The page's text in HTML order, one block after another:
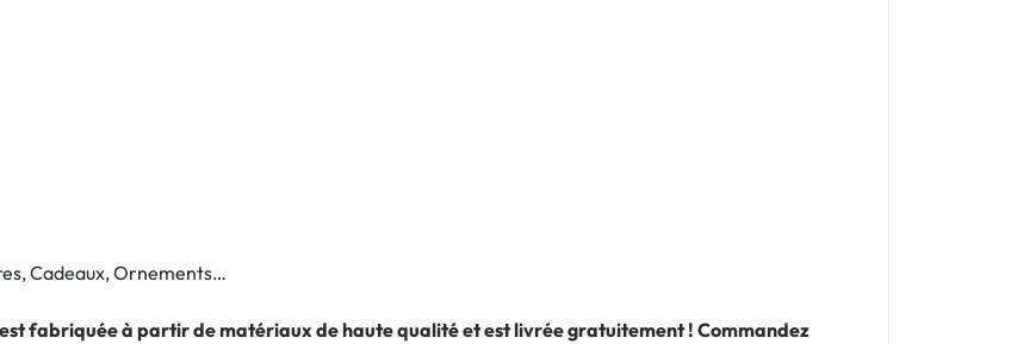
Cadeaux, Ornements…
fabriquée à partir de matériaux de haute qualité et est livrée gratuitement ! Commandez